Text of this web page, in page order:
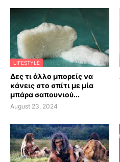
LIFESTYLE
Δες τι άλλο μπορείς να
κάνεις στο σπίτι με μία
μπάρα σαπουνιού...
August 23, 2024